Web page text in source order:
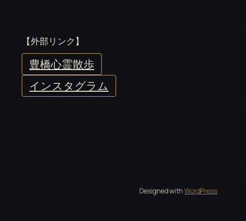
【外部リンク】
豊橋心霊散歩
インスタグラム
Designed withWordPress